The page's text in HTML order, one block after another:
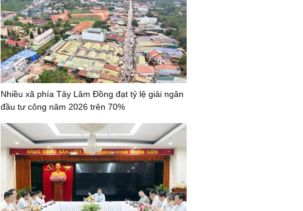
Nhiều xã phía Tây Lâm Đồng đạt tỷ lệ giải ngân
đầu tư công năm 2026 trên 70%